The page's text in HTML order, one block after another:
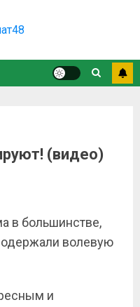
(видео)
в большинстве,
одержали волевую
и